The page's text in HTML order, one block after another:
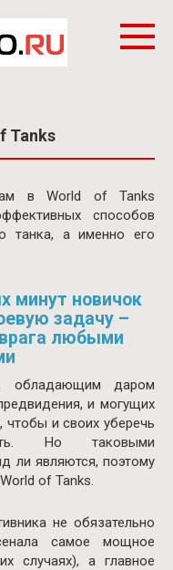
Tanks
в World of Tanks
способов
танка, а именно его
минут новичок
задачу –
любыми
обладающим даром
и могущих
чтобы и своих уберечь
Но таковыми
ли являются, поэтому
of Tanks.
не обязательно
самое мощное
случаях), а главное